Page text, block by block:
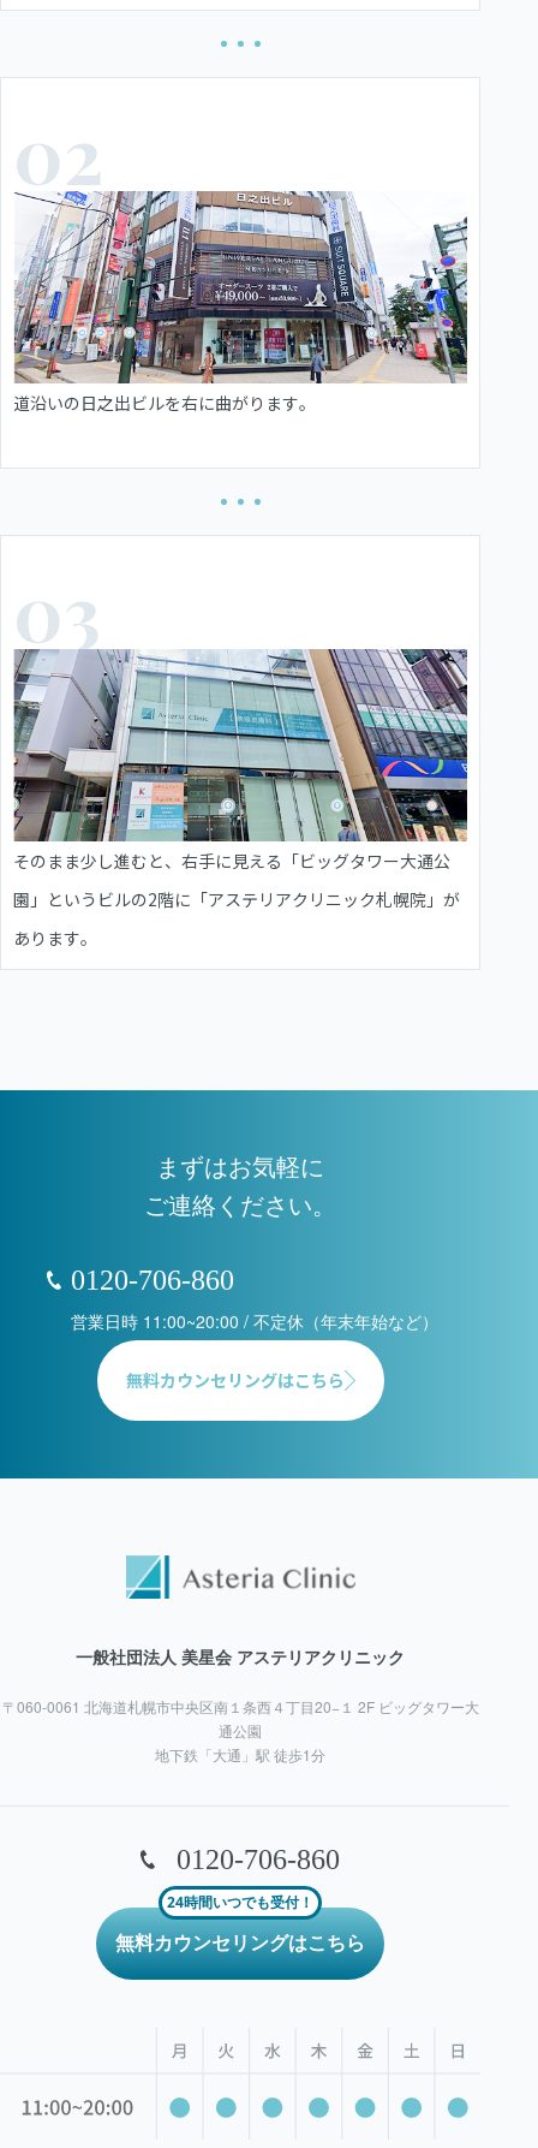
02
道沿いの日之出ビルを右に曲がります。
03
そのまま少し進むと、右手に見える「ビッグタワー大通公
園」というビルの2階に「アステリアクリニック札幌院」が
あります。
まずはお気軽に
ご連絡ください。
0120-706-860
営業日時 11:00~20:00 / 不定休（年末年始など）
無料カウンセリングはこちら
一般社団法人 美星会 アステリアクリニック
〒060-0061 北海道札幌市中央区南１条西４丁目20−１ 2F ビッグタワー大
通公園
地下鉄「大通」駅 徒歩1分
0120-706-860
24時間いつでも受付！
無料カウンセリングはこちら